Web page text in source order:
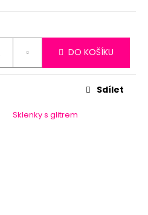
DO KOŠÍKU
Sklenky s glitrem
Sdílet